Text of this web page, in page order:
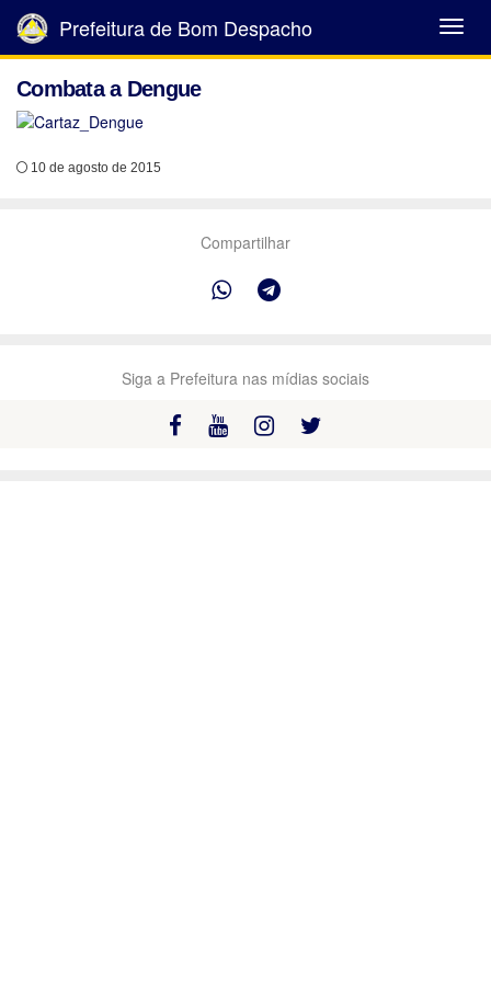
Abrir
Menu
Prefeitura de Bom Despacho
Combata a Dengue
10 de agosto de 2015
Compartilhar
Siga a Prefeitura nas mídias sociais